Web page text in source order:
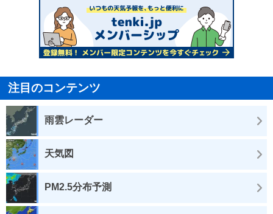
注目のコンテンツ
雨雲レーダー
天気図
PM2.5分布予測